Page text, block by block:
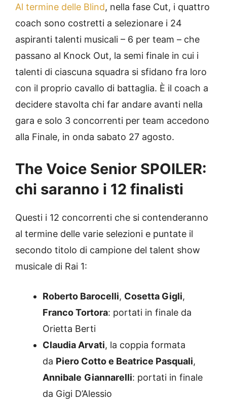
Al termine delle Blind, nella fase Cut, i quattro
coach sono costretti a selezionare i 24
aspiranti talenti musicali – 6 per team – che
passano al Knock Out, la semi finale in cui i
talenti di ciascuna squadra si sfidano fra loro
con il proprio cavallo di battaglia. È il coach a
decidere stavolta chi far andare avanti nella
gara e solo 3 concorrenti per team accedono
alla Finale, in onda sabato 27 agosto.
The Voice Senior SPOILER:
chi saranno i 12 finalisti
Questi i 12 concorrenti che si contenderanno
al termine delle varie selezioni e puntate il
secondo titolo di campione del talent show
musicale di Rai 1:
Roberto Barocelli, Cosetta Gigli,
Franco Tortora: portati in finale da
Orietta Berti
Claudia Arvati, la coppia formata
da Piero Cotto e Beatrice Pasquali,
Annibale Giannarelli: portati in finale
da Gigi D’Alessio